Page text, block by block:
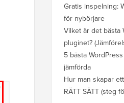
Gratis inspelning:
för nybörjare
Vilket är det bästa
pluginet?
5 bästa
jämförda
Hur man skapar
RÄTT SÄTT (steg